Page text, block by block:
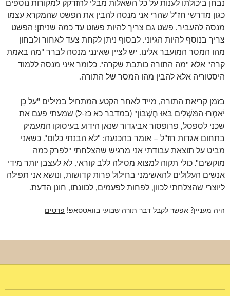
נבחן ביכולתו לענות על כל השאלות מבלי להזדקק למקורות נוספים
כגון מדרשי חז"ל שהרי אני מנסה להבין את הפשט שהמקרא עצמו
מנסה להעביר. פשט גם צריך להיות פשוט עד כמה שניתן! הפשט
צריך בנוסף להיות הגיוני. לבסוף ניתן לקחת צעד לאחור ולבחון
מהו המסר המועבר אלינו. יש לציין שאינני מנסה לברר "מה באמת
קרה" אלא "מה התורה כותבת שקרה". כלומר איני מנסה ללמוד
היסטוריה אלא להבין מהו המסר של התורה.
בזמן קריאת התורה, מייד לאחר הקטע המתחיל במילים "עַל כֵּן
יֹאמְרוּ הַמֹּשְׁלִים בֹּאוּ חֶשְׁבּוֹן" (במדבר כא כז-ל) שמעתי פעם את
שכני לספסל, פרופסור אביגדור שנאן הידוע בעיסוקו המעמיק
בתחום אגדות חז"ל – אומר בהכנעה: "לא הבנתי כלום". כשאני
מביט על תוצאת עבודתי אני מרגיש שהצלחתי "לפרק כמה
מוקשים". כולי תקוה למצוא מסילה ללב קוראי, לא לעצבן יותר מידי
אנשים העלולים להאשימני בחילול פרות קדושות, ונושא אני תפילה
ליוצרי שהצלחתי לכוון, לפחות לפעמים, לכוונתו, חונן הדעת.
היה מעניין? אפשר לקבל דבר תורה שבועי בוואטסאפ! פרטים